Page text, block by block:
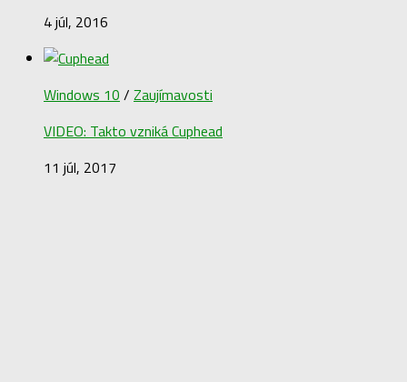
4 júl, 2016
Windows 10 / Zaujímavosti
VIDEO: Takto vzniká Cuphead
11 júl, 2017